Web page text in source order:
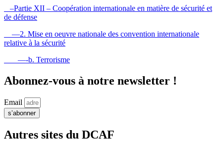
–Partie XII – Coopération internationale en matière de sécurité et
de défense
—2. Mise en oeuvre nationale des convention internationale
relative à la sécurité
—-b. Terrorisme
Abonnez-vous à notre newsletter !
Email
s’abonner
Autres sites du DCAF